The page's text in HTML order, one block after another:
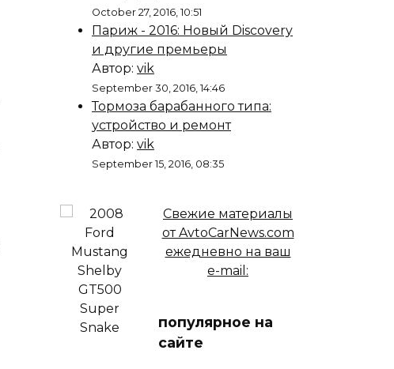
October 27, 2016, 10:51
Париж - 2016: Новый Discovery
и другие премьеры
Автор: vik
September 30, 2016, 14:46
Тормоза барабанного типа:
устройство и ремонт
Автор: vik
September 15, 2016, 08:35
Свежие материалы
от AvtoCarNews.com
ежедневно на ваш
e-mail:
популярное на
сайте